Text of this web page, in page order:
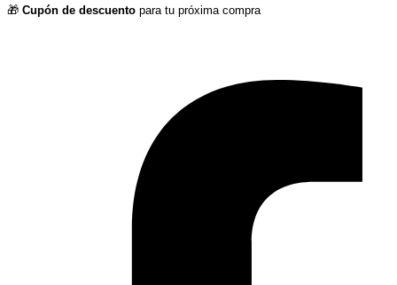
🎁 Cupón de descuento para tu próxima compra